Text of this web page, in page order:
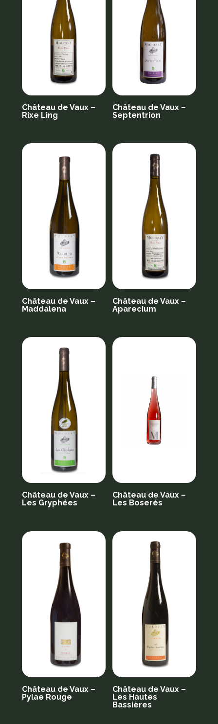
Château de Vaux –
Rixe Ling
Château de Vaux –
Septentrion
Château de Vaux –
Maddalena
Château de Vaux –
Aparecium
Château de Vaux –
Les Gryphées
Château de Vaux –
Les Boserés
Château de Vaux –
Pylae Rouge
Château de Vaux –
Les Hautes
Bassières